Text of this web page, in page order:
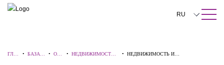
ПОИСК ПО САЙТУ Закрыть
RU
ГЛА
•БАЗА
• ОБЗ
•НЕДВИЖИМОСТЬ
•НЕДВИЖИМОСТЬ И